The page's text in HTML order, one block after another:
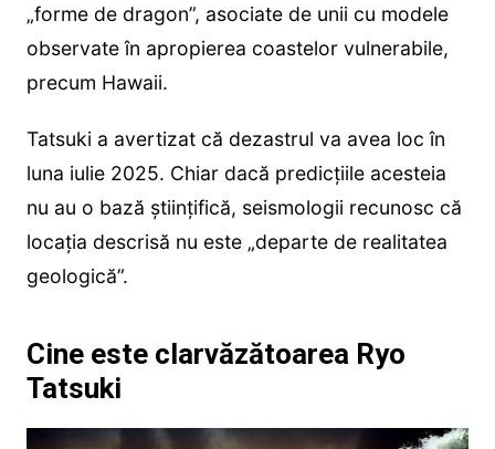
„forme de dragon”, asociate de unii cu modele
observate în apropierea coastelor vulnerabile,
precum Hawaii.
Tatsuki a avertizat că dezastrul va avea loc în
luna iulie 2025. Chiar dacă predicțiile acesteia
nu au o bază științifică, seismologii recunosc că
locația descrisă nu este „departe de realitatea
geologică”.
Cine este clarvăzătoarea Ryo
Tatsuki